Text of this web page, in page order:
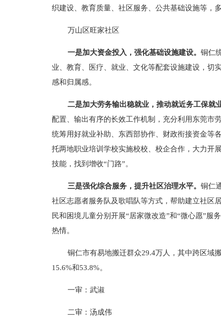
织建设、教育质量、社区服务、公共基础设施等，
万山区旺家社区
一是加大资金投入，强化基础设施建设。 铜仁
业、教育、医疗、就业、文化等配套设施建设，切
感和归属感。
二是加大劳务输出稳就业，推动就近务工保就
配置、输出有序的长效工作机制，充分利用东莞市
统筹用好就业补助、东西部协作、财政衔接资金等
托两地职业培训学校实施校校、校企合作，大力开
技能，找到增收“门路”。
三是强化综合服务，提升社区治理水平。 铜仁
社区志愿者服务队及歌唱队等方式，帮助建立社区
民和困境儿童分别开展“居家微改造”和“微心愿”服
热情。
铜仁市有易地搬迁群众29.4万人，其中跨区域
15.6%和53.8%。
一审：武淑
二审：汤成伟